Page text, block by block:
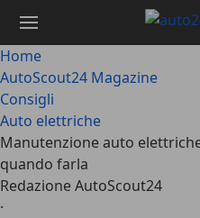
contenuto
principale
Home
AutoScout24 Magazine
Consigli
Auto elettriche
Manutenzione auto
quando farla
Redazione AutoScout24
·